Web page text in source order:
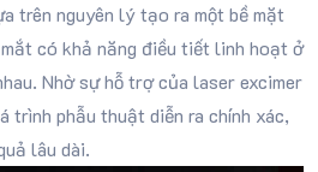
trên nguyên lý tạo ra một bề mặt
có khả năng điều tiết linh hoạt ở
Nhờ sự hỗ trợ của laser excimer
trình phẫu thuật diễn ra chính xác,
lâu dài.